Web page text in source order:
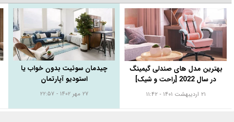
بهترین مدل های صندلی گیمینگ
در سال 2022 [راحت و شیک]
۲۱ اردیبهشت ۱۴۰۱ - ۱۱:۴۲
چیدمان سوئیت بدون خواب یا
استودیو آپارتمان
۲۷ مهر ۱۴۰۲ - ۲۲:۵۷